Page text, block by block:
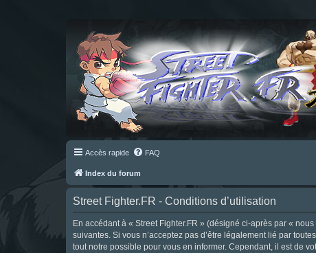
Accès rapide FAQ
Index du forum
Street Fighter.FR - Conditions d’utilisation
En accédant à « Street Fighter.FR » (désigné ci-après par «
suivantes. Si vous n’acceptez pas d’être légalement lié par
tout notre possible pour vous en informer. Cependant, il est de